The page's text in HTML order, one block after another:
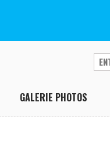
GALERIE PHOTOS